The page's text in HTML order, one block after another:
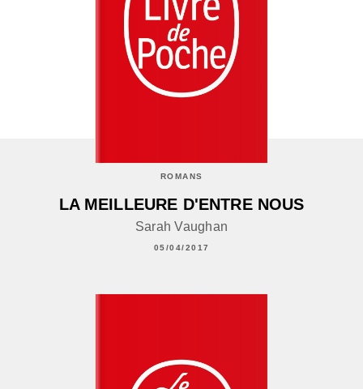
ROMANS
LA MEILLEURE D'ENTRE NOUS
Sarah Vaughan
05/04/2017